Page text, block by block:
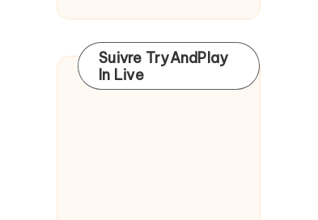
Suivre TryAndPlay
In Live